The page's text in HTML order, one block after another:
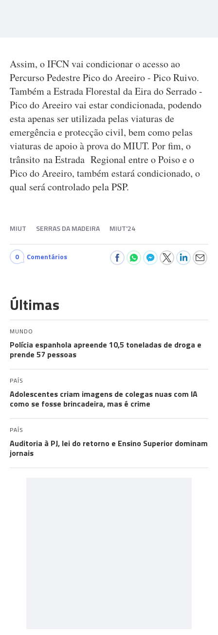
Assim, o IFCN vai condicionar o acesso ao
Percurso Pedestre Pico do Areeiro - Pico Ruivo.
Também a Estrada Florestal da Eira do Serrado -
Pico do Areeiro vai estar condicionada, podendo
esta apenas ser utilizada pelas viaturas de
emergência e protecção civil, bem como pelas
viaturas de apoio à prova do MIUT. Por fim, o
trânsito na Estrada Regional entre o Poiso e o
Pico do Areeiro, também estará condicionado, o
qual será controlado pela PSP.
MIUT SERRAS DA MADEIRA MIUT'24
0 Comentários
Últimas
MUNDO
Polícia espanhola apreende 10,5 toneladas de droga e
prende 57 pessoas
PAÍS
Adolescentes criam imagens de colegas nuas com IA
como se fosse brincadeira, mas é crime
PAÍS
Auditoria à PJ, lei do retorno e Ensino Superior dominam
jornais